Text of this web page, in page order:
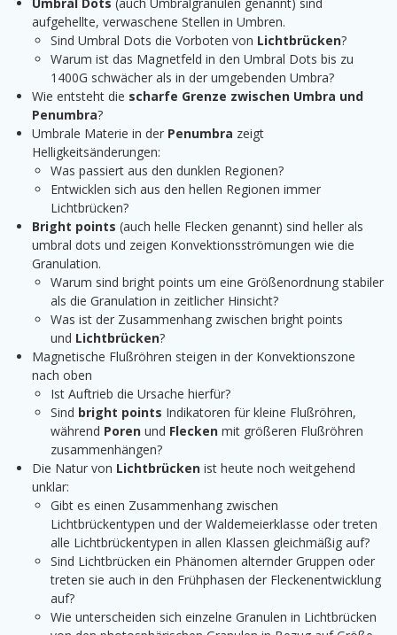
Umbral Dots (auch Umbralgranulen genannt) sind
aufgehellte, verwaschene Stellen in Umbren.
Sind Umbral Dots die Vorboten von Lichtbrücken?
Warum ist das Magnetfeld in den Umbral Dots bis zu
1400G schwächer als in der umgebenden Umbra?
Wie entsteht die scharfe Grenze zwischen Umbra und
Penumbra?
Umbrale Materie in der Penumbra zeigt
Helligkeitsänderungen:
Was passiert aus den dunklen Regionen?
Entwicklen sich aus den hellen Regionen immer
Lichtbrücken?
Bright points (auch helle Flecken genannt) sind heller als
umbral dots und zeigen Konvektionsströmungen wie die
Granulation.
Warum sind bright points um eine Größenordnung stabiler
als die Granulation in zeitlicher Hinsicht?
Was ist der Zusammenhang zwischen bright points
und Lichtbrücken?
Magnetische Flußröhren steigen in der Konvektionszone
nach oben
Ist Auftrieb die Ursache hierfür?
Sind bright points Indikatoren für kleine Flußröhren,
während Poren und Flecken mit größeren Flußröhren
zusammenhängen?
Die Natur von Lichtbrücken ist heute noch weitgehend
unklar:
Gibt es einen Zusammenhang zwischen
Lichtbrückentypen und der Waldemeierklasse oder treten
alle Lichtbrückentypen in allen Klassen gleichmäßig auf?
Sind Lichtbrücken ein Phänomen alternder Gruppen oder
treten sie auch in den Frühphasen der Fleckenentwicklung
auf?
Wie unterscheiden sich einzelne Granulen in Lichtbrücken